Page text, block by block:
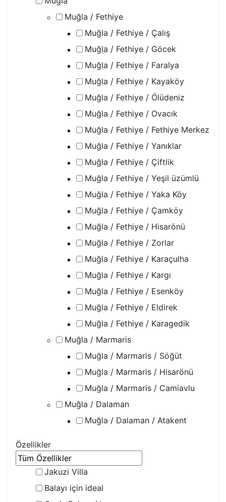
Muğla / Fethiye
Muğla / Fethiye / Çalış
Muğla / Fethiye / Göcek
Muğla / Fethiye / Faralya
Muğla / Fethiye / Kayaköy
Muğla / Fethiye / Ölüdeniz
Muğla / Fethiye / Ovacık
Muğla / Fethiye / Fethiye Merkez
Muğla / Fethiye / Yanıklar
Muğla / Fethiye / Çiftlik
Muğla / Fethiye / Yeşil üzümlü
Muğla / Fethiye / Yaka Köy
Muğla / Fethiye / Çamköy
Muğla / Fethiye / Hisarönü
Muğla / Fethiye / Zorlar
Muğla / Fethiye / Karaçulha
Muğla / Fethiye / Kargı
Muğla / Fethiye / Esenköy
Muğla / Fethiye / Eldirek
Muğla / Fethiye / Karagedik
Muğla / Marmaris
Muğla / Marmaris / Söğüt
Muğla / Marmaris / Hisarönü
Muğla / Marmaris / Camiavlu
Muğla / Dalaman
Muğla / Dalaman / Atakent
Özellikler
Jakuzi Villa
Balayı için ideal